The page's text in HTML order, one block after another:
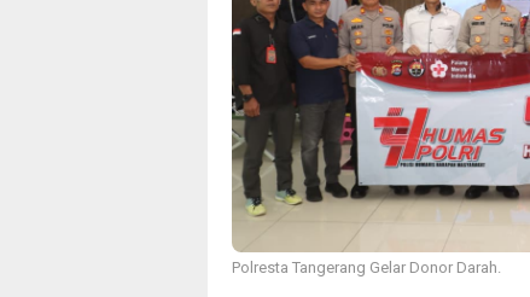
Polresta Tangerang Gelar Donor Darah.